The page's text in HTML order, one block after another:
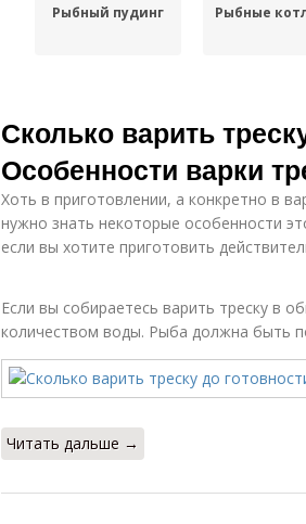
Рыбный пудинг Рыбные
Сколько варить
Особенности варки
Хоть в приготовлении, а конкретно в
нужно знать некоторые особенности
если вы хотите приготовить
Если вы собираетесь варить треску в
количеством воды. Рыба должна быть
Читать дальше →